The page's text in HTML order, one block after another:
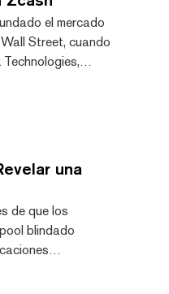
el mercado
Street, cuando
tecnológicos
una
de que los
blindado
privacidad cayó